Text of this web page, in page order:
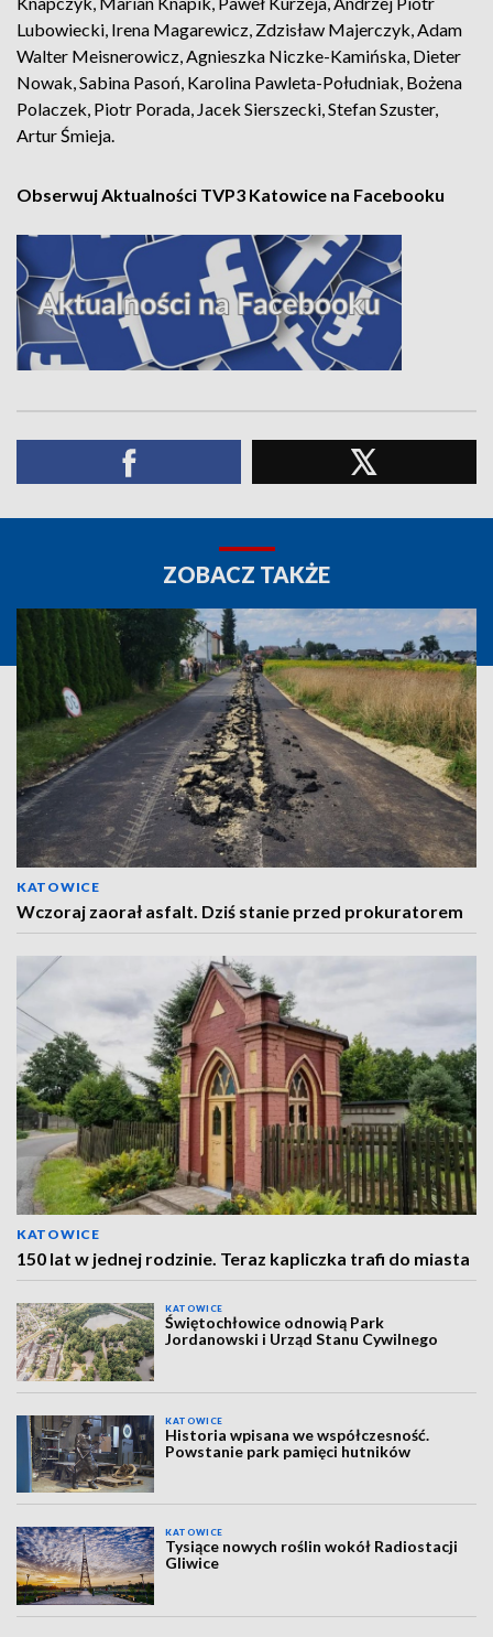
Lubowiecki, Irena Magarewicz, Zdzisław Majerczyk, Adam
Walter Meisnerowicz, Agnieszka Niczke-Kamińska, Dieter
Nowak, Sabina Pasoń, Karolina Pawleta-Południak, Bożena
Polaczek, Piotr Porada, Jacek Sierszecki, Stefan Szuster,
Artur Śmieja.
Obserwuj Aktualności TVP3 Katowice na Facebooku
ZOBACZ TAKŻE
KATOWICE
Wczoraj zaorał asfalt. Dziś stanie przed prokuratorem
KATOWICE
150 lat w jednej rodzinie. Teraz kapliczka trafi do miasta
KATOWICE
Świętochłowice odnowią Park
Jordanowski i Urząd Stanu Cywilnego
KATOWICE
Historia wpisana we współczesność.
Powstanie park pamięci hutników
KATOWICE
Tysiące nowych roślin wokół Radiostacji
Gliwice